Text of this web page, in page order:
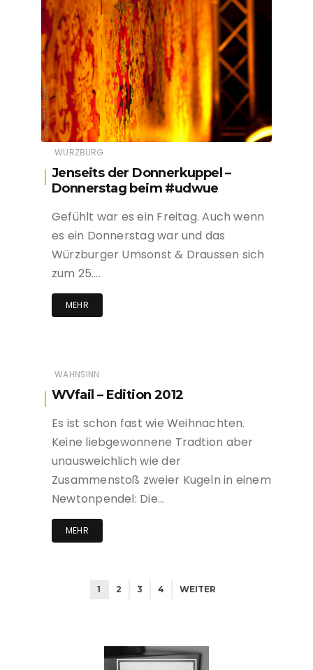
WÜRZBURG
Jenseits der Donnerkuppel –
Donnerstag beim #udwue
Gefühlt war es ein Freitag. Auch wenn
es ein Donnerstag war und das
Würzburger Umsonst & Draussen sich
zum 25….
MEHR
WAHNSINN
WVfail – Edition 2012
Es ist schon fast wie Weihnachten.
Keine liebgewonnene Tradtion aber
unausweichlich wie der
Zusammenstoß zweier Kugeln in einem
Newtonpendel: Die…
MEHR
1 2 3 4 WEITER